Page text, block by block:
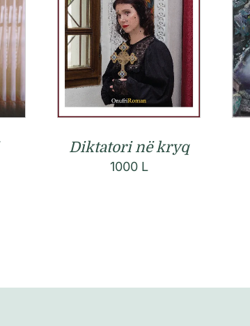
Diktatori në kryq
1000 L